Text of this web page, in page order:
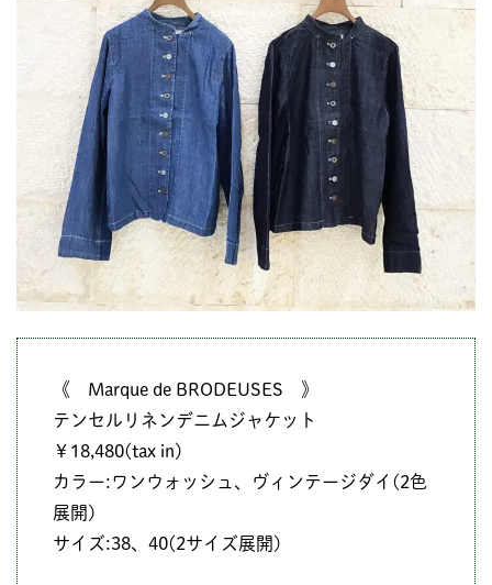
《 Marque de BRODEUSES 》
テンセルリネンデニムジャケット
￥18,480(tax in)
カラー:ワンウォッシュ、ヴィンテージダイ(2色
展開)
サイズ:38、40(2サイズ展開)